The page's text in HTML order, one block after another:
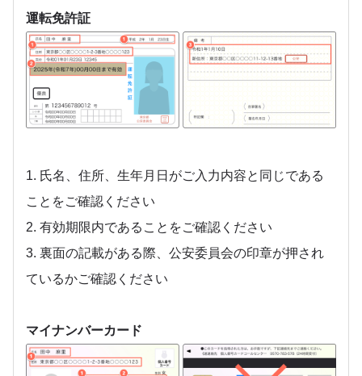
運転免許証
1. 氏名、住所、生年月日がご入力内容と同じである
ことをご確認ください
2. 有効期限内であることをご確認ください
3. 裏面の記載がある際、公安委員会の印章が押され
ているかご確認ください
マイナンバーカード